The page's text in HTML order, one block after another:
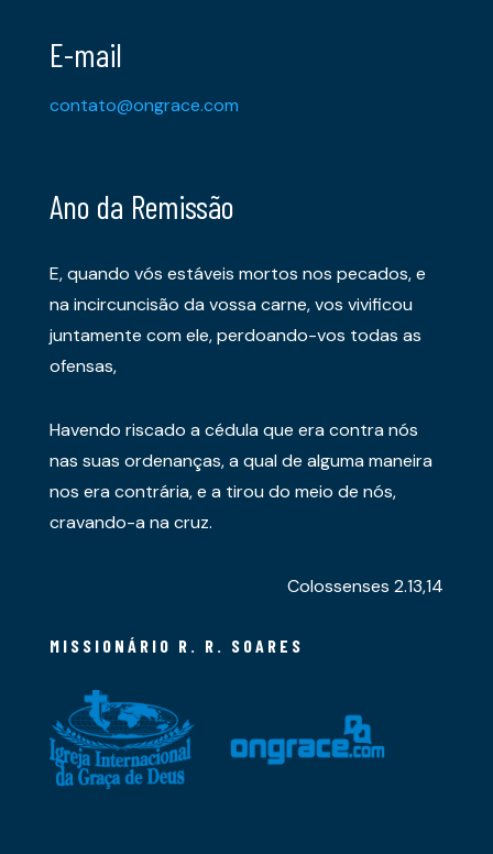
E-mail
contato@ongrace.com
Ano da Remissão
E, quando vós estáveis mortos nos pecados, e
na incircuncisão da vossa carne, vos vivificou
juntamente com ele, perdoando-vos todas as
ofensas,
Havendo riscado a cédula que era contra nós
nas suas ordenanças, a qual de alguma maneira
nos era contrária, e a tirou do meio de nós,
cravando-a na cruz.
Colossenses 2.13,14
MISSIONÁRIO R. R. SOARES